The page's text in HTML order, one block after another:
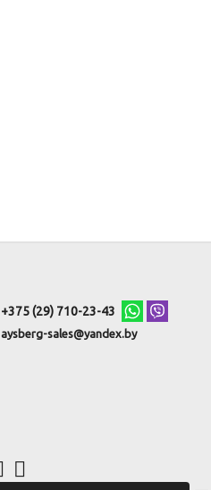
+375 (29) 710-23-43
aysberg-sales@yandex.by